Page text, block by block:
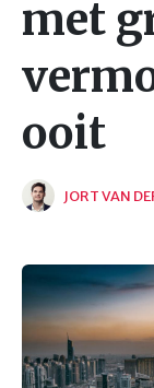
met
ooit
JORT VAN